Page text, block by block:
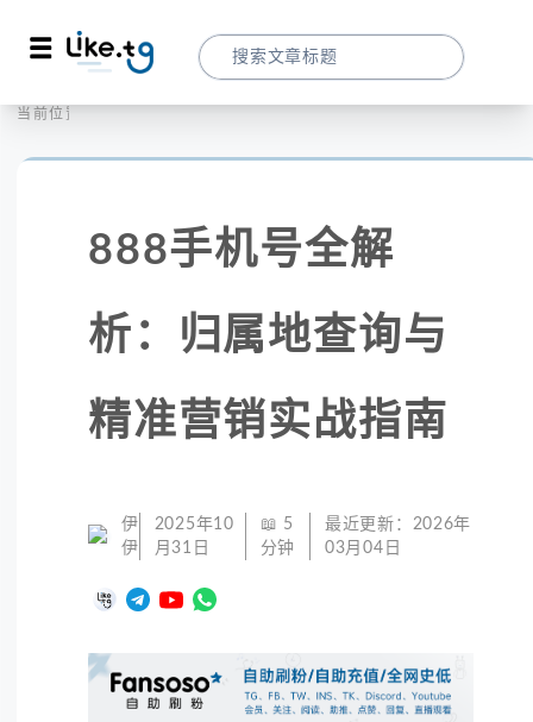
当前位置：
888手机号全解
析：归属地查询与
精准营销实战指南
伊
伊
2025年10
月31日
📖 5
分钟
最近更新： 2026年
03月04日